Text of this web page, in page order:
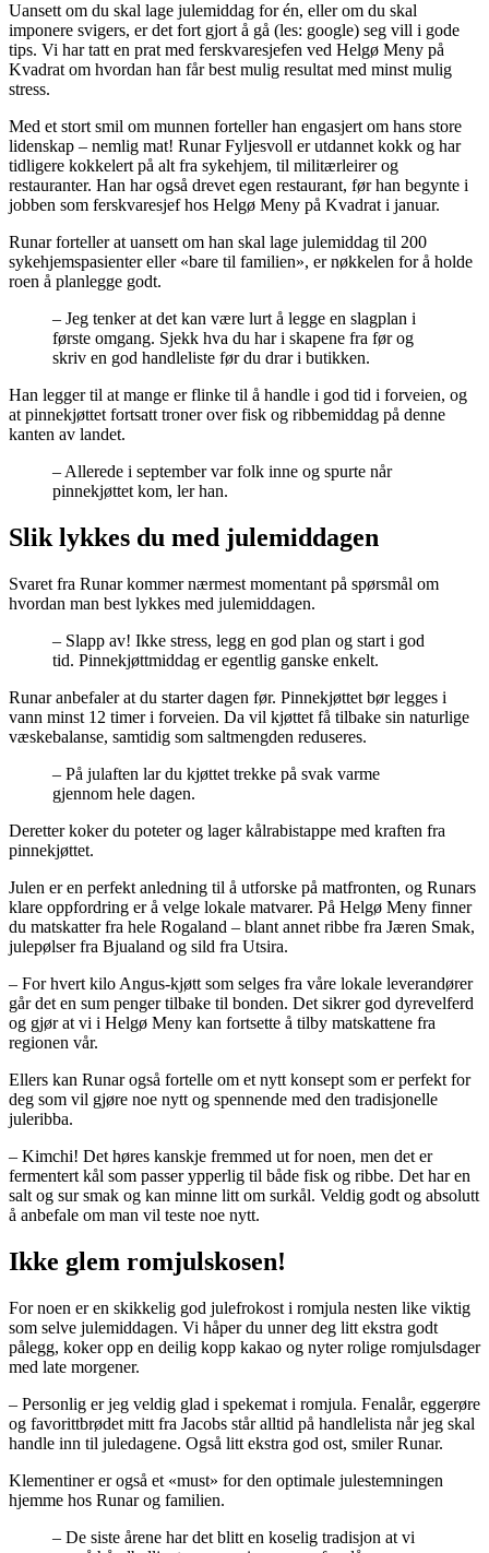
Uansett om du skal lage julemiddag for én, eller om du skal
imponere svigers, er det fort gjort å gå (les: google) seg vill i gode
tips. Vi har tatt en prat med ferskvaresjefen ved Helgø Meny på
Kvadrat om hvordan han får best mulig resultat med minst mulig
stress.
Med et stort smil om munnen forteller han engasjert om hans store
lidenskap – nemlig mat! Runar Fyljesvoll er utdannet kokk og har
tidligere kokkelert på alt fra sykehjem, til militærleirer og
restauranter. Han har også drevet egen restaurant, før han begynte i
jobben som ferskvaresjef hos Helgø Meny på Kvadrat i januar.
Runar forteller at uansett om han skal lage julemiddag til 200
sykehjemspasienter eller «bare til familien», er nøkkelen for å holde
roen å planlegge godt.
– Jeg tenker at det kan være lurt å legge en slagplan i
første omgang. Sjekk hva du har i skapene fra før og
skriv en god handleliste før du drar i butikken.
Han legger til at mange er flinke til å handle i god tid i forveien, og
at pinnekjøttet fortsatt troner over fisk og ribbemiddag på denne
kanten av landet.
– Allerede i september var folk inne og spurte når
pinnekjøttet kom, ler han.
Slik lykkes du med julemiddagen
Svaret fra Runar kommer nærmest momentant på spørsmål om
hvordan man best lykkes med julemiddagen.
– Slapp av! Ikke stress, legg en god plan og start i god
tid. Pinnekjøttmiddag er egentlig ganske enkelt.
Runar anbefaler at du starter dagen før. Pinnekjøttet bør legges i
vann minst 12 timer i forveien. Da vil kjøttet få tilbake sin naturlige
væskebalanse, samtidig som saltmengden reduseres.
– På julaften lar du kjøttet trekke på svak varme
gjennom hele dagen.
Deretter koker du poteter og lager kålrabistappe med kraften fra
pinnekjøttet.
Julen er en perfekt anledning til å utforske på matfronten, og Runars
klare oppfordring er å velge lokale matvarer. På Helgø Meny finner
du matskatter fra hele Rogaland – blant annet ribbe fra Jæren Smak,
julepølser fra Bjualand og sild fra Utsira.
– For hvert kilo Angus-kjøtt som selges fra våre lokale leverandører
går det en sum penger tilbake til bonden. Det sikrer god dyrevelferd
og gjør at vi i Helgø Meny kan fortsette å tilby matskattene fra
regionen vår.
Ellers kan Runar også fortelle om et nytt konsept som er perfekt for
deg som vil gjøre noe nytt og spennende med den tradisjonelle
juleribba.
– Kimchi! Det høres kanskje fremmed ut for noen, men det er
fermentert kål som passer ypperlig til både fisk og ribbe. Det har en
salt og sur smak og kan minne litt om surkål. Veldig godt og absolutt
å anbefale om man vil teste noe nytt.
Ikke glem romjulskosen!
For noen er en skikkelig god julefrokost i romjula nesten like viktig
som selve julemiddagen. Vi håper du unner deg litt ekstra godt
pålegg, koker opp en deilig kopp kakao og nyter rolige romjulsdager
med late morgener.
– Personlig er jeg veldig glad i spekemat i romjula. Fenalår, eggerøre
og favorittbrødet mitt fra Jacobs står alltid på handlelista når jeg skal
handle inn til juledagene. Også litt ekstra god ost, smiler Runar.
Klementiner er også et «must» for den optimale julestemningen
hjemme hos Runar og familien.
– De siste årene har det blitt en koselig tradisjon at vi